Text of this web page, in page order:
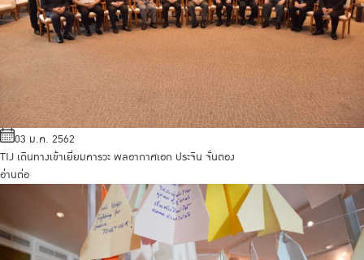
03 ม.ค. 2562
TIJ เดินทางเข้าเยี่ยมคารวะ พลอากาศเอก ประจิน จั่นตอง
อ่านต่อ